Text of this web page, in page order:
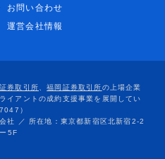
お問い合わせ
運営会社情報